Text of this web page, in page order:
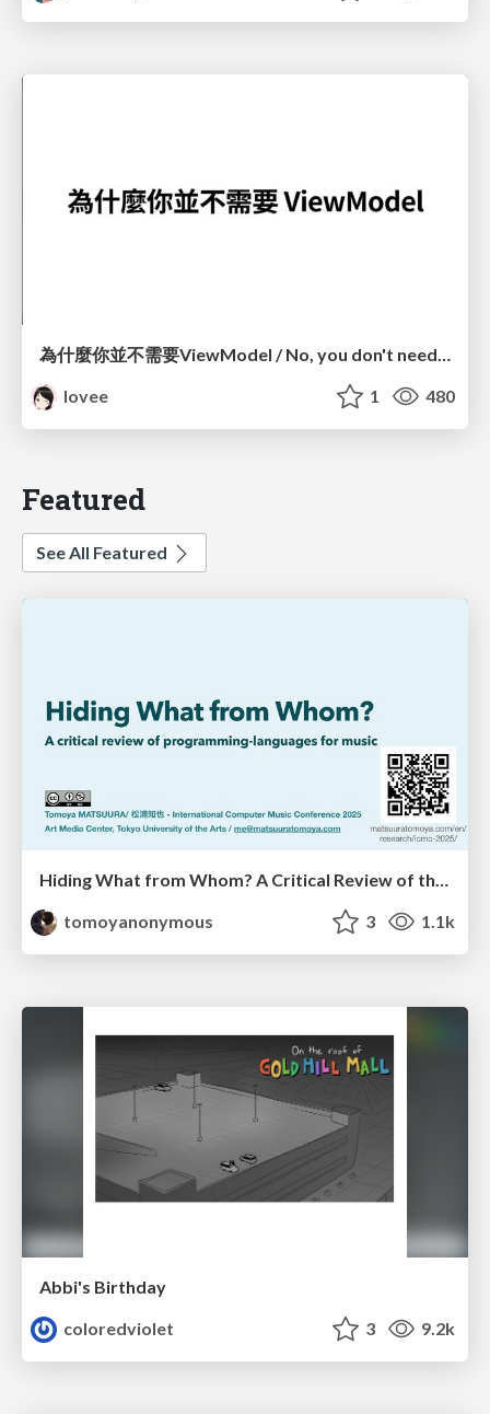
為什麼你並不需要ViewModel / No, you don't need a ViewModel
lovee
1 480
Featured
See All Featured
tomoyanonymous
3 1.1k
Abbi's Birthday
coloredviolet
3 9.2k